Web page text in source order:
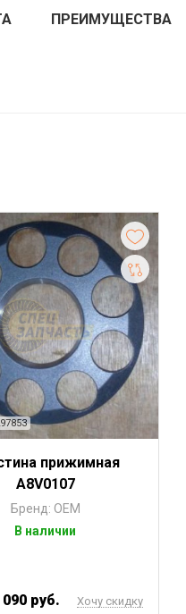
ПРЕИМУЩЕСТВА
прижимная
A8V0107
Бренд: OEM
В наличии
090 руб. Хочу скидку